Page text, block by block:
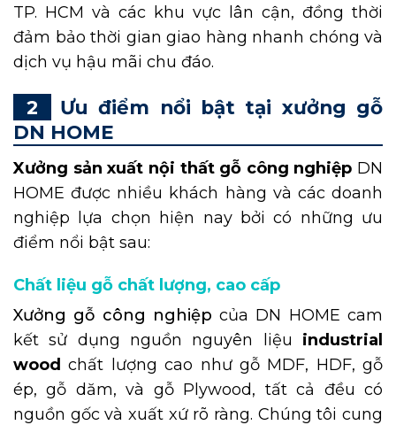
TP. HCM và các khu vực lân cận, đồng thời
đảm bảo thời gian giao hàng nhanh chóng và
dịch vụ hậu mãi chu đáo.
Ưu điểm nổi bật tại xưởng gỗ
DN HOME
Xưởng sản xuất nội thất gỗ công nghiệp DN
HOME được nhiều khách hàng và các doanh
nghiệp lựa chọn hiện nay bởi có những ưu
điểm nổi bật sau:
Chất liệu gỗ chất lượng, cao cấp
Xưởng gỗ công nghiệpcủa DN HOME cam
kết sử dụng nguồn nguyên liệu industrial
wood chất lượng cao như gỗ MDF, HDF, gỗ
ép, gỗ dăm, và gỗ Plywood, tất cả đều có
nguồn gốc và xuất xứ rõ ràng. Chúng tôi cung